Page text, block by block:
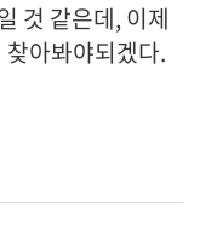
것 같은데, 이제
아봐야되겠다.